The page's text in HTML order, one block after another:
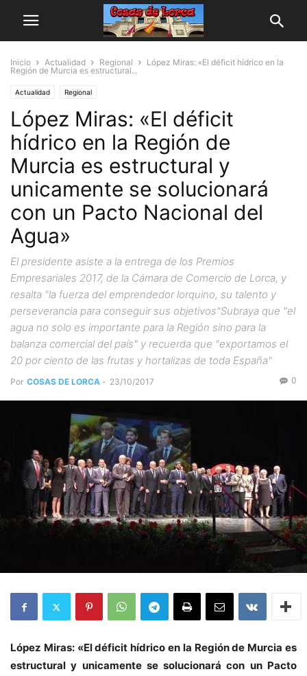
Inicio Actualidad Regional
López Miras: «El déficit hídrico en la
Región de Murcia es estructural...
Actualidad Regional
López Miras: «El déficit
hídrico en la Región de
Murcia es estructural y
unicamente se solucionará
con un Pacto Nacional del
Agua»
El presidente asiste a la entrega de los Premios
Empresariales 2017, de la Cámara de Comercio de Lorca, y
resalta "la fuerza del emprendedor lorquino, su talento y
perseverancia para conseguir sus objetivos"Subraya que "el
agua no solo es importante para la Región sino para la
balanza comercial del país" y recuerda que "exportamos el
20 por ciento de las frutas y hortalizas de toda España"
Por COSAS DE LORCA - 23/10/2017 0
López Miras: «El déficit hídrico en la Región de Murcia es
estructural y unicamente se solucionará con un Pacto